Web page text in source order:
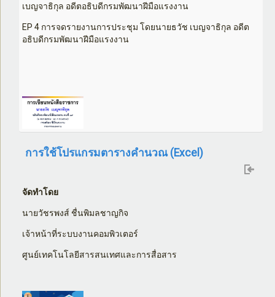
เบญจาธิกุล อดีตอธิบดีกรมพัฒนาฝีมือแรงงาน
EP 4 การจดรายงานการประชุม โดยนายธวัช เบญจาธิกุล อดีต
อธิบดีกรมพัฒนาฝีมือแรงงาน
การใช้โปรแกรมตารางคำนวณ (Excel)
จัดทำโดย
นายวัชรพงส์ ชื่นพิมลชาญกิจ
เจ้าหน้าที่ระบบงานคอมพิวเตอร์
ศูนย์เทคโนโลยีสารสนเทศและการสื่อสาร